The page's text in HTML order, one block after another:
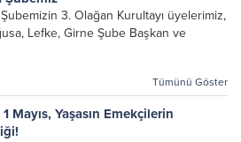
şube başkanları ve yönetim
katılımıyla gerçekleşti....
3. Olağan Kurultayı üyelerimiz,
Lefke, Girne Şube Başkan ve
katılımı ile gerçekleşti. Önceki
görev alan, emek veren, katkı koyan...
Tümünü Göster
1 Mayıs, Yaşasın Emekçilerin